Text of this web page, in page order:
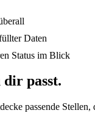
Daten
Status im Blick
dir passt.
passende